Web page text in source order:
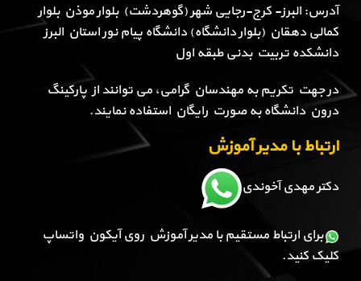
آدرس: البرز- کرج-رجایی شهر (گوهردشت) بلوار موذن بلوار
کمالی دهقان (بلوار دانشگاه) دانشگاه پیام نور استان البرز
دانشکده تربیت بدنی طبقه اول
در جهت تکریم به مهندسان گرامی، می توانند از پارکینگ
درون دانشگاه به صورت رایگان استفاده نمایند.
ارتباط با مدیر آموزش
دکتر مهدی آخوندی
برای ارتباط مستقیم با مدیر آموزش روی آیکون واتساپ
کلیک کنید.